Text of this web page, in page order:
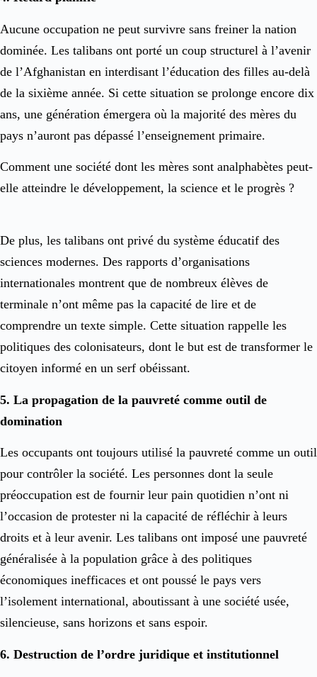
Aucune occupation ne peut survivre sans freiner la nation
dominée. Les talibans ont porté un coup structurel à l’avenir
de l’Afghanistan en interdisant l’éducation des filles au-delà
de la sixième année. Si cette situation se prolonge encore dix
ans, une génération émergera où la majorité des mères du
pays n’auront pas dépassé l’enseignement primaire.
Comment une société dont les mères sont analphabètes peut-
elle atteindre le développement, la science et le progrès ?
De plus, les talibans ont privé du système éducatif des
sciences modernes. Des rapports d’organisations
internationales montrent que de nombreux élèves de
terminale n’ont même pas la capacité de lire et de
comprendre un texte simple. Cette situation rappelle les
politiques des colonisateurs, dont le but est de transformer le
citoyen informé en un serf obéissant.
5. La propagation de la pauvreté comme outil de
domination
Les occupants ont toujours utilisé la pauvreté comme un outil
pour contrôler la société. Les personnes dont la seule
préoccupation est de fournir leur pain quotidien n’ont ni
l’occasion de protester ni la capacité de réfléchir à leurs
droits et à leur avenir. Les talibans ont imposé une pauvreté
généralisée à la population grâce à des politiques
économiques inefficaces et ont poussé le pays vers
l’isolement international, aboutissant à une société usée,
silencieuse, sans horizons et sans espoir.
6. Destruction de l’ordre juridique et institutionnel